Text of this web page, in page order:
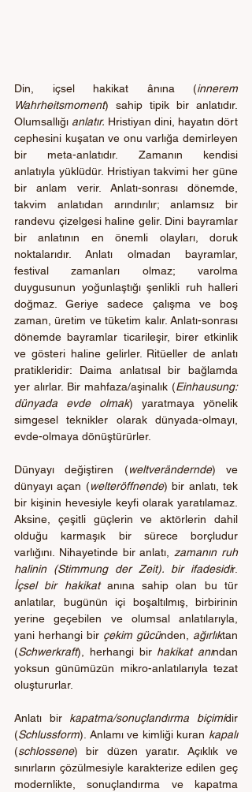
Din, içsel hakikat ânına (innerem
Wahrheitsmoment) sahip tipik bir anlatıdır.
Olumsallığı anlatır. Hristiyan dini, hayatın dört
cephesini kuşatan ve onu varlığa demirleyen
bir meta-anlatıdır. Zamanın kendisi
anlatıyla yüklüdür. Hristiyan takvimi her güne
bir anlam verir. Anlatı-sonrası dönemde,
takvim anlatıdan arındırılır; anlamsız bir
randevu çizelgesi haline gelir. Dini bayramlar
bir anlatının en önemli olayları, doruk
noktalarıdır. Anlatı olmadan bayramlar,
festival zamanları olmaz; varolma
duygusunun yoğunlaştığı şenlikli ruh halleri
doğmaz. Geriye sadece çalışma ve boş
zaman, üretim ve tüketim kalır. Anlatı-sonrası
dönemde bayramlar ticarileşir, birer etkinlik
ve gösteri haline gelirler. Ritüeller de anlatı
pratikleridir: Daima anlatısal bir bağlamda
yer alırlar. Bir mahfaza/aşinalık (Einhausung:
dünyada evde olmak) yaratmaya yönelik
simgesel teknikler olarak dünyada-olmayı,
evde-olmaya dönüştürürler.
Dünyayı değiştiren (weltverändernde) ve
dünyayı açan (welteröffnende) bir anlatı, tek
bir kişinin hevesiyle keyfi olarak yaratılamaz.
Aksine, çeşitli güçlerin ve aktörlerin dahil
olduğu karmaşık bir sürece borçludur
varlığını. Nihayetinde bir anlatı, zamanın ruh
halinin (Stimmung der Zeit). bir ifadesidi
İçsel bir hakikat anına sahip olan bu tür
anlatılar, bugünün içi boşaltılmış, birbirinin
yerine geçebilen ve olumsal anlatılarıyla,
yani herhangi bir çekim gücünden, ağırlıktan
(Schwerkraft), herhangi bir hakikat anından
yoksun günümüzün mikro-anlatılarıyla tezat
oluştururlar.
Anlatı bir kapatma/sonuçlandırma biçimidir
(Schlussform). Anlamı ve kimliği kuran kapalı
(schlossene) bir düzen yaratır. Açıklık ve
sınırların çözülmesiyle karakterize edilen geç
modernlikte, sonuçlandırma ve kapatma